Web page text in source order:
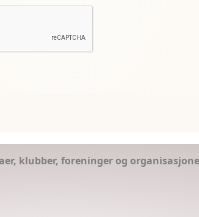
klubber, foreninger og